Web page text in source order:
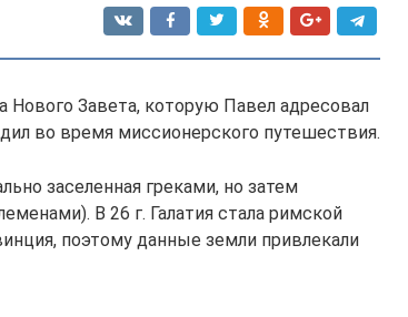
Нового Завета, которую Павел адресовал
во время миссионерского путешествия.
заселенная греками, но затем
В 26 г. Галатия стала римской
поэтому данные земли привлекали